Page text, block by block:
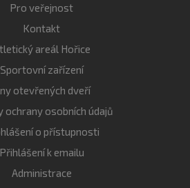
Pro veřejnost
Kontakt
areál Hořice
Sportovní zařízení
otevřených dveří
ochrany osobních údajů
o přístupnosti
Přihlášení k emailu
Administrace